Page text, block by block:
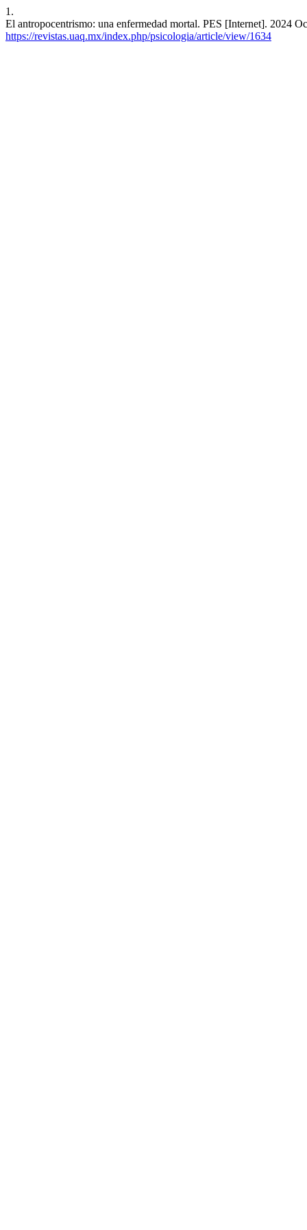
1.
El antropocentrismo: una enfermedad mortal. PES [Internet]. 2024
https://revistas.uaq.mx/index.php/psicologia/article/view/1634